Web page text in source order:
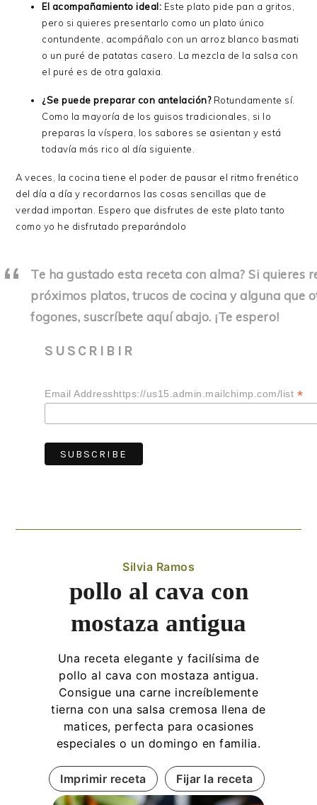
El acompañamiento ideal: Este plato pide pan a gritos,
pero si quieres presentarlo como un plato único
contundente, acompáñalo con un arroz blanco basmati
o un puré de patatas casero. La mezcla de la salsa con
el puré es de otra galaxia.
¿Se puede preparar con antelación?Rotundamente sí.
Como la mayoría de los guisos tradicionales, si lo
preparas la víspera, los sabores se asientan y está
todavía más rico al día siguiente.
A veces, la cocina tiene el poder de pausar el ritmo frenético
del día a día y recordarnos las cosas sencillas que de
verdad importan. Espero que disfrutes de este plato tanto
como yo he disfrutado preparándolo
Te ha gustado esta receta con alma? Si quieres
próximos platos, trucos de cocina y alguna que
fogones, suscríbete aquí abajo. ¡Te espero!
SUSCRIBIR
Email Addresshttps://us15.admin.mailchimp.com/list *
Silvia Ramos
pollo al cava con
mostaza antigua
Una receta elegante y facilísima de
pollo al cava con mostaza antigua.
Consigue una carne increíblemente
tierna con una salsa cremosa llena de
matices, perfecta para ocasiones
especiales o un domingo en familia.
Imprimir receta Fijar la receta